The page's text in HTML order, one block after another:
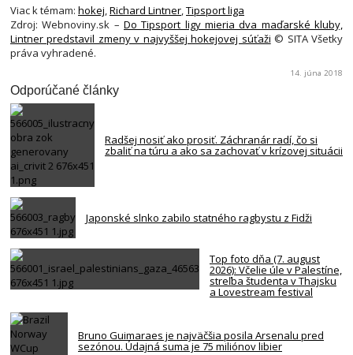
Viac k témam: hokej,Richard Lintner,Tipsport liga
Zdroj: Webnoviny.sk – Do Tipsport ligy mieria dva maďarské kluby,
Lintner predstavil zmeny v najvyššej hokejovej súťaži © SITA Všetky
práva vyhradené.
14. júna 2018
Odporúčané články
Radšej nosiť ako prosiť. Záchranár radí, čo si
zbaliť na túru a ako sa zachovať v krízovej situácii
Japonské slnko zabilo statného ragbystu z Fidži
Top foto dňa (7. august
2026): Včelie úle v Palestíne,
streľba študenta v Thajsku
a Lovestream festival
Bruno Guimaraes je najväčšia posila Arsenalu pred
sezónou. Údajná suma je 75 miliónov libier